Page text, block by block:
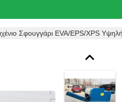
Σφουγγάρι EVA/EPS/XPS